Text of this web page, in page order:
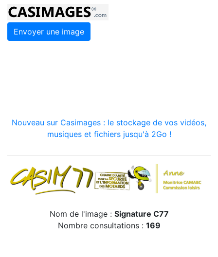
Envoyer une image
Nouveau sur Casimages : le stockage de vos vidéos,
musiques et fichiers jusqu'à 2Go !
Nom de l'image : Signature C77
Nombre consultations : 169